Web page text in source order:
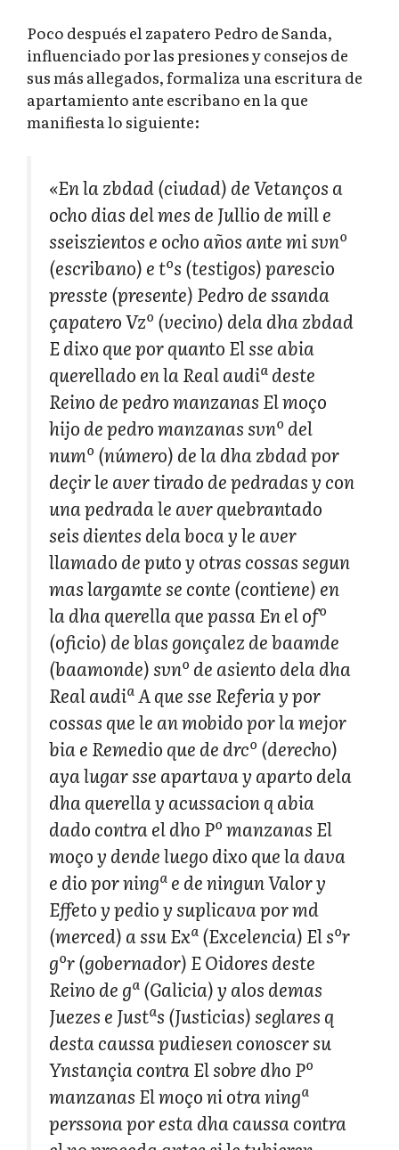
Poco después el zapatero Pedro de Sanda,
influenciado por las presiones y consejos de
sus más allegados, formaliza una escritura de
apartamiento ante escribano en la que
manifiesta lo siguiente:
«En la zbdad (ciudad) de Vetanços a
ocho dias del mes de Jullio de mill e
sseiszientos e ocho años ante mi svnº
(escribano) e tºs (testigos) parescio
presste (presente) Pedro de ssanda
çapatero Vzº (vecino) dela dha zbdad
E dixo que por quanto El sse abia
querellado en la Real audiª deste
Reino de pedro manzanas El moço
hijo de pedro manzanas svnº del
numº (número) de la dha zbdad por
deçir le aver tirado de pedradas y con
una pedrada le aver quebrantado
seis dientes dela boca y le aver
llamado de puto y otras cossas segun
mas largamte se conte (contiene) en
la dha querella que passa En el ofº
(oficio) de blas gonçalez de baamde
(baamonde) svnº de asiento dela dha
Real audiª A que sse Referia y por
cossas que le an mobido por la mejor
bia e Remedio que de drcº (derecho)
aya lugar sse apartava y aparto dela
dha querella y acussacion q abia
dado contra el dho Pº manzanas El
moço y dende luego dixo que la dava
e dio por ningª e de ningun Valor y
Effeto y pedio y suplicava por md
(merced) a ssu Exª (Excelencia) El sºr
gºr (gobernador) E Oidores deste
Reino de gª (Galicia) y alos demas
Juezes e Justªs (Justicias) seglares q
desta caussa pudiesen conoscer su
Ynstançia contra El sobre dho Pº
manzanas El moço ni otra ningª
perssona por esta dha caussa contra